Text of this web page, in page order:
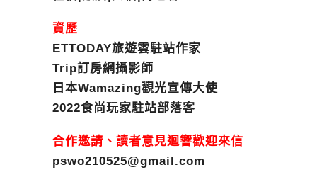
資歷
ETTODAY旅遊雲駐站作家
Trip訂房網攝影師
日本Wamazing觀光宣傳大使
2022食尚玩家駐站部落客
合作邀請、讀者意見迴響歡迎來信
pswo210525@gmail.com